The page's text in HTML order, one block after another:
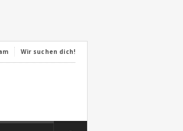
Wir suchen dich!